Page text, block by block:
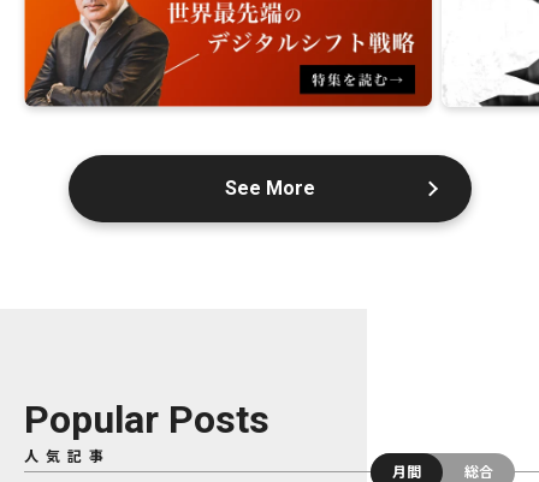
See More
Popular Posts
人気記事
月間
総合